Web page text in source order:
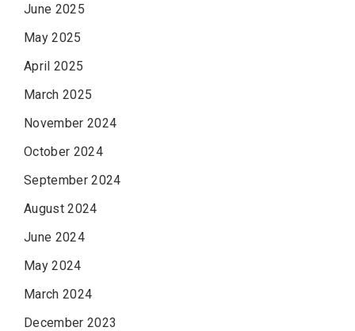
June 2025
May 2025
April 2025
March 2025
November 2024
October 2024
September 2024
August 2024
June 2024
May 2024
March 2024
December 2023